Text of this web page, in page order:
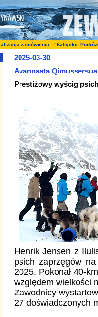
zamówienia "Bałtyckie
2025-03-30
Avannaata
Prestiżowy wyścig
Henrik Jensen z
psich zaprzęgów
2025. Pokonał 40-
względem wielkości
Zawodnicy
27 doświadczonych